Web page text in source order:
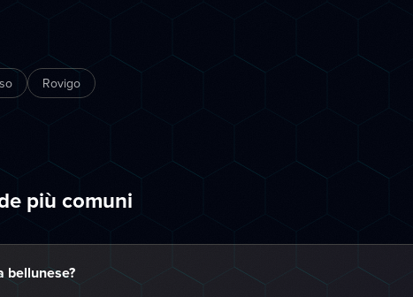
Rovigo
più comuni
bellunese?